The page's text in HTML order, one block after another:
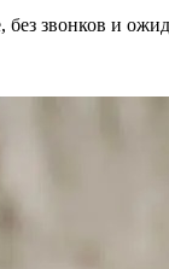
без звонков и